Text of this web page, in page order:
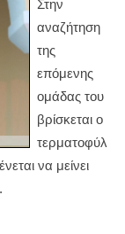
Στην
αναζήτηση
της
επόμενης
ομάδας του
βρίσκεται ο
τερματοφύλ
να μείνει